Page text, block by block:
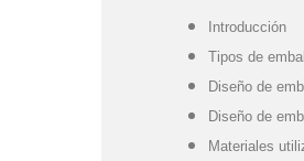
Introducción
Tipos de
Diseño de
Diseño de
Materiales